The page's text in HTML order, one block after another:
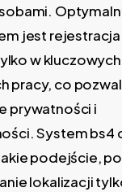
jest rejestracja
w kluczowych
pracy, co
prywatności i
System bs4
podejście,
lokalizacji